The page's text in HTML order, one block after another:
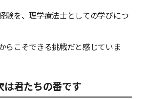
験を、理学療法士としての学びにつ
らこそできる挑戦だと感じていま
は君たちの番です